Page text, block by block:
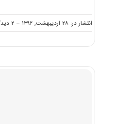
انتشار در: ۲۸ اردیبهشت, ۱۳۹۲ -- ۲ دیدگاه